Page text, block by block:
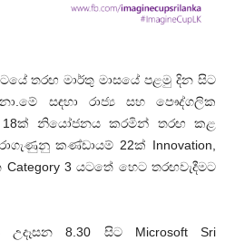
තරඟ මාර්තු මාසයේ පළමු දින සිට
සඳහා රාජ්‍ය සහ පෞද්ගලික
18ක් නියෝජනය කරමින් තරඟ කළ
කණ්ඩායම් 22ක් Innovation,
Category 3 යටතේ හෙට තරඟවැදීමට
8.30 සිට Microsoft Sri